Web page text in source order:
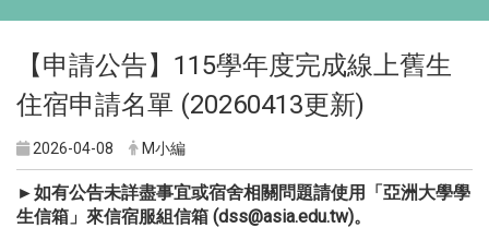
【申請公告】115學年度完成線上舊生
住宿申請名單 (20260413更新)
2026-04-08 M小編
►如有公告未詳盡事宜或宿舍相關問題請使用「亞洲大學學
生信箱」來信宿服組信箱 (dss@asia.edu.tw)。